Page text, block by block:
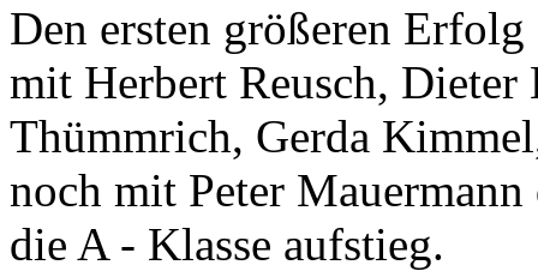
Den ersten größeren
mit Herbert Reusch,
Thümmrich, Gerda
noch mit Peter
die A - Klasse aufstieg.